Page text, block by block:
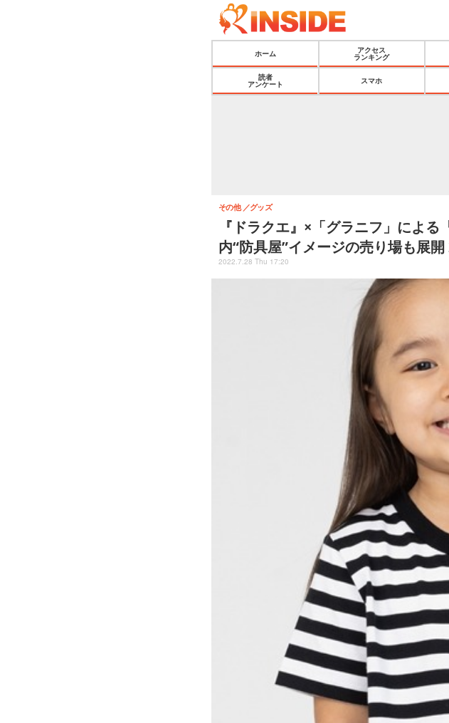
ホーム
アクセス
ランキング
読者
アンケート
スマホ
『ドラクエ』×「グラニフ」によ
内“防具屋”イメージの売り場も展
その他 グッズ
2022.7.28 Thu 17:20